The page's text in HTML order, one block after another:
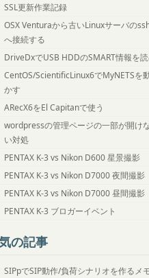
SSL更新作業記録
OSX Venturaから古いLinuxサーバの
へ接続する
DriveDxでUSB HDDのSMART情報を
CentOS/ScientificLinux6でMyNETSを
かす
ARecX6をEl Capitanで使う
wordpressの管理ページの一部が開け
い対処
PENTAX K-3 vs Nikon D600 星景撮影
PENTAX K-3 vs Nikon D7000 夜間撮影
PENTAX K-3 vs Nikon D7000 昼間撮影
PENTAX K-3 ブロガーイベント
の記事
SIPpでSIP動作/負荷シナリオを作るメ